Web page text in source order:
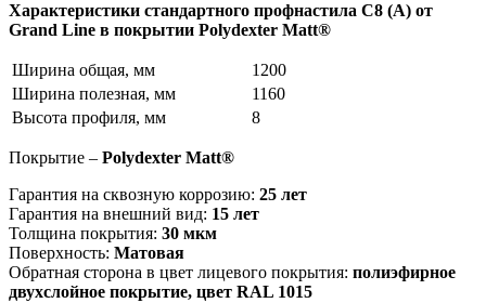
Характеристики стандартного профнастила С8 (А) от
Grand Line в покрытии Polydexter Matt®
Ширина общая, мм
1200
Ширина полезная, мм
1160
Высота профиля, мм
8
Покрытие – Polydexter Matt®
Гарантия на сквозную коррозию: 25 лет
Гарантия на внешний вид: 15 лет
Толщина покрытия: 30 мкм
Поверхность: Матовая
Обратная сторона в цвет лицевого покрытия: полиэфирное
двухслойное покрытие, цвет RAL 1015